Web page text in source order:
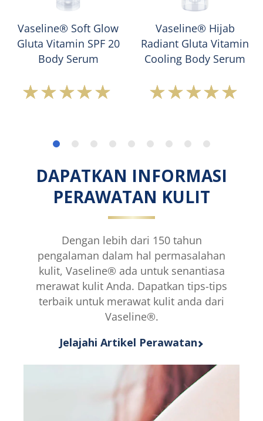
Vaseline® Soft Glow
Gluta Vitamin SPF 20
Body Serum
Peringkat
Soft
Gluta
Vitamin
SPF
20
ini
adalah
5.0
dari
5
dari
1
peringkat.
Vaseline® Hijab
Radiant Gluta Vitamin
Cooling Body Serum
Peringkat
Hijab
Gluta
Vitamin
Cooling
Body
adalah
5.0
dari
5
dari
1
peringkat.
DAPATKAN INFORMASI
PERAWATAN KULIT
Dengan lebih dari 150 tahun
pengalaman dalam hal permasalahan
kulit, Vaseline® ada untuk senantiasa
merawat kulit Anda. Dapatkan tips-tips
terbaik untuk merawat kulit anda dari
Vaseline®.
Jelajahi Artikel Perawatan